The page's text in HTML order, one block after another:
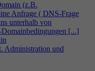
(z.B.
Anfrage ( DNS-Frage
unterhalb von
[...]
Administration und